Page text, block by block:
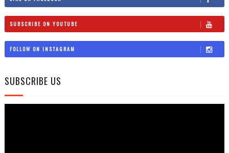
SUBSCRIBE ON YOUTUBE
FOLLOW ON INSTAGRAM
SUBSCRIBE US